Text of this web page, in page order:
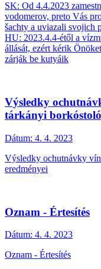
SK: Od 4.4.2023
vodomerov, preto Vás
šachty a uviazali svojich
HU: 2023.4.4-étől a
állását, ezért kérik
zárják be kutyáik
Výsledky
tárkányi
Dátum: 4. 4. 2023
Výsledky ochutnávky
eredményei
Oznam - Értesítés
Dátum: 4. 4. 2023
Oznam - Értesítés